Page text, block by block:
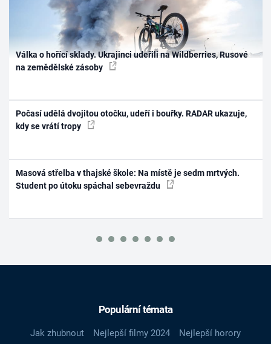
Válka o hořící sklady. Ukrajinci udeřili na Wildberries, Rusové
na zemědělské zásoby
Počasí udělá dvojitou otočku, udeří i bouřky. RADAR ukazuje,
kdy se vrátí tropy
Masová střelba v thajské škole: Na místě je sedm mrtvých.
Student po útoku spáchal sebevraždu
Populární témata
Jak zhubnout Nejlepší filmy 2024
Nejlepší horory